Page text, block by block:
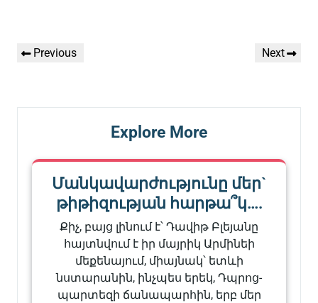
նավարկումը
Previous
Previous
Next
Next
Explore More
Մանկավարժությունը մեր`
թիթիզության հարթա՞կ….
Քիչ, բայց լինում է՝ Դավիթ Բլեյանը
հայտնվում է իր մայրիկ Արմինեի
մեքենայում, միայնակ՝ ետևի
նստարանին, ինչպես երեկ, Դպրոց-
պարտեզի ճանապարհին, երբ մեր